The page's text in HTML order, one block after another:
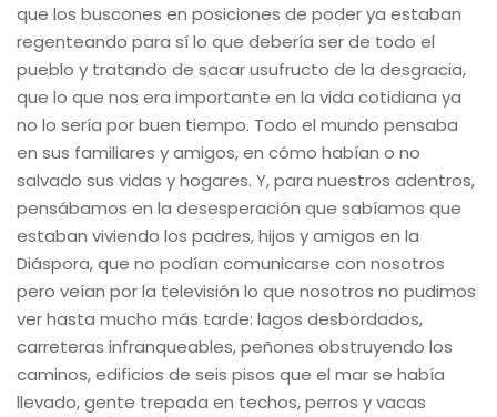
que los buscones en posiciones de poder ya estaban
regenteando para sí lo que debería ser de todo el
pueblo y tratando de sacar usufructo de la desgracia,
que lo que nos era importante en la vida cotidiana ya
no lo sería por buen tiempo. Todo el mundo pensaba
en sus familiares y amigos, en cómo habían o no
salvado sus vidas y hogares. Y, para nuestros adentros,
pensábamos en la desesperación que sabíamos que
estaban viviendo los padres, hijos y amigos en la
Diáspora, que no podían comunicarse con nosotros
pero veían por la televisión lo que nosotros no pudimos
ver hasta mucho más tarde: lagos desbordados,
carreteras infranqueables, peñones obstruyendo los
caminos, edificios de seis pisos que el mar se había
llevado, gente trepada en techos, perros y vacas